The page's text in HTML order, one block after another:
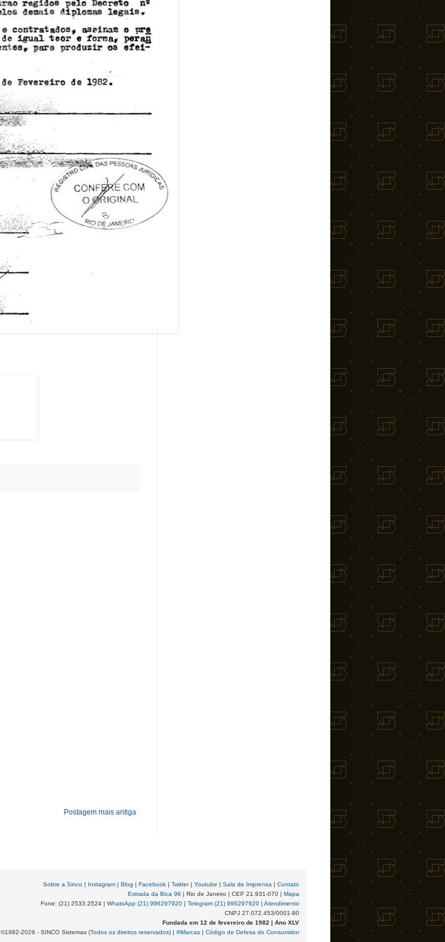
Postagem mais antiga
Sobre a Sinco| Instagram| Blog | Facebook| Twitter| Youtube | Sala de Imprensa | Contato
Estrada da Bica 96 | Rio de Janeiro | CEP 21.931-070 | Mapa
Fone: (21) 2533.2524 | WhatsApp (21) 996297920| Telegram (21) 996297920| Atendimento
CNPJ 27.072.453/0001-80
Fundada em 12 de fevereiro de 1982 | Ano XLV
©1982-2026 - SINCO Sistemas (Todos os direitos reservados) | ®Marcas| Código de Defesa do Consumidor